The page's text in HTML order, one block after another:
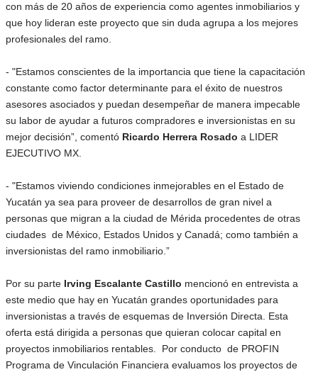
con más de 20 años de experiencia como agentes inmobiliarios y
que hoy lideran este proyecto que sin duda agrupa a los mejores
profesionales del ramo.
- "Estamos conscientes de la importancia que tiene la capacitación
constante como factor determinante para el éxito de nuestros
asesores asociados y puedan desempeñar de manera impecable
su labor de ayudar a futuros compradores e inversionistas en su
mejor decisión”, comentó Ricardo Herrera Rosado a LIDER
EJECUTIVO MX.
- "Estamos viviendo condiciones inmejorables en el Estado de
Yucatán ya sea para proveer de desarrollos de gran nivel a
personas que migran a la ciudad de Mérida procedentes de otras
ciudades de México, Estados Unidos y Canadá; como también a
inversionistas del ramo inmobiliario.”
Por su parte Irving Escalante Castillo mencionó en entrevista a
este medio que hay en Yucatán grandes oportunidades para
inversionistas a través de esquemas de Inversión Directa. Esta
oferta está dirigida a personas que quieran colocar capital en
proyectos inmobiliarios rentables. Por conducto de PROFIN
Programa de Vinculación Financiera evaluamos los proyectos de